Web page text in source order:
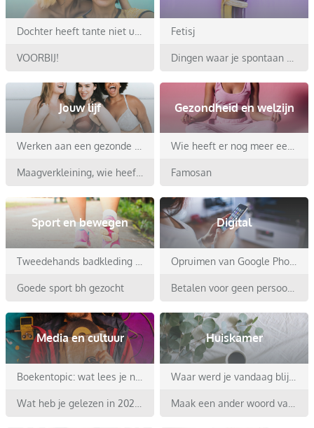
VOORBIJ!
Fetisj
Jouw lijf Gezondheid en welzijn
Famosan
Sport en bewegen
Goede sport bh gezocht
Digital
Media en cultuur Huiskamer